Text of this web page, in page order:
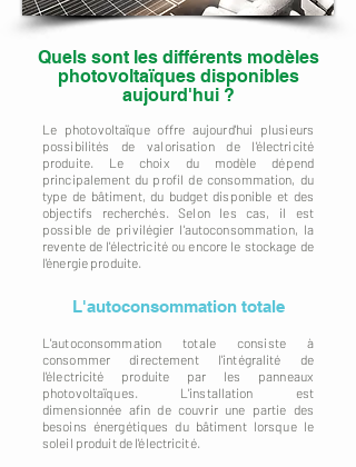
Quels sont les différents modèles
photovoltaïques disponibles
aujourd'hui ?
Le photovoltaïque offre aujourd'hui plusieurs
possibilités de valorisation de l'électricité
produite. Le choix du modèle dépend
principalement du profil de consommation, du
type de bâtiment, du budget disponible et des
objectifs recherchés. Selon les cas, il est
possible de privilégier l'autoconsommation, la
revente de l'électricité ou encore le stockage de
l'énergie produite.
L'autoconsommation totale
L'autoconsommation totale consiste à
consommer directement l'intégralité de
l'électricité produite par les panneaux
photovoltaïques. L'installation est
dimensionnée afin de couvrir une partie des
besoins énergétiques du bâtiment lorsque le
soleil produit de l'électricité.